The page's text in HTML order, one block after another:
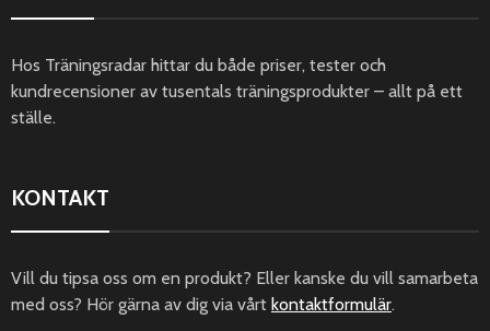
Hos Träningsradar hittar du både priser, tester och
kundrecensioner av tusentals träningsprodukter – allt på ett
ställe.
KONTAKT
Vill du tipsa oss om en produkt? Eller kanske du vill samarbeta
med oss? Hör gärna av dig via vårt kontaktformulär.